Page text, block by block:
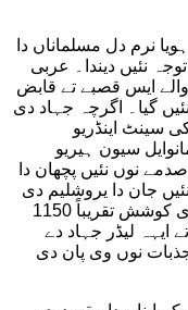
تے طنز دا آغاز 1099 وچ ہویا نرم دل مسلماناں دا
نئیں دیندا۔ عربی
ایس قصبے تے قابض
گیا۔ اگرچہ جہاد دی
سینٹ اینڈریو
سیون ہیریو
نوں نئیں پچھان دا
جان دا یروشلیم دی
بڑھوتری تے دوجی واری فیر قبضہ کرن دی کوشش تقریباً 1150
ایہہ لیڈر جہاد دے
نوں وی پان دی